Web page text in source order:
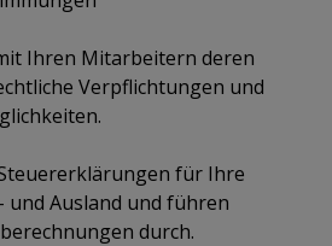
Ihren Mitarbeitern deren
Verpflichtungen und
für Ihre
Ausland und führen
durch.​​​​​